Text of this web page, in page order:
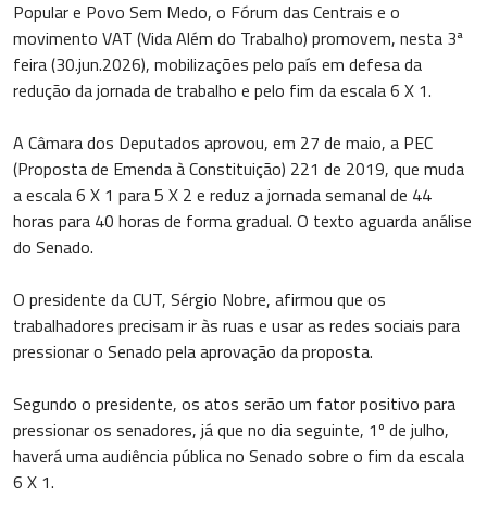
Popular e Povo Sem Medo, o Fórum das Centrais e o
movimento VAT (Vida Além do Trabalho) promovem, nesta 3ª
feira (30.jun.2026), mobilizações pelo país em defesa da
redução da jornada de trabalho e pelo fim da escala 6 X 1.
A Câmara dos Deputados aprovou, em 27 de maio, a PEC
(Proposta de Emenda à Constituição) 221 de 2019, que muda
a escala 6 X 1 para 5 X 2 e reduz a jornada semanal de 44
horas para 40 horas de forma gradual. O texto aguarda análise
do Senado.
O presidente da CUT, Sérgio Nobre, afirmou que os
trabalhadores precisam ir às ruas e usar as redes sociais para
pressionar o Senado pela aprovação da proposta.
Segundo o presidente, os atos serão um fator positivo para
pressionar os senadores, já que no dia seguinte, 1º de julho,
haverá uma audiência pública no Senado sobre o fim da escala
6 X 1.